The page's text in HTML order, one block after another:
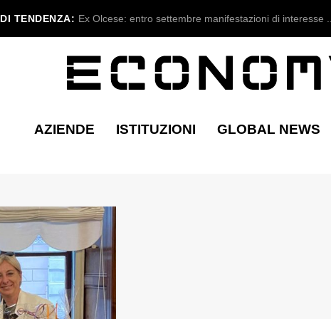
DI TENDENZA: Ex Olcese: entro settembre manifestazioni di interesse ...
AZIENDE ISTITUZIONI GLOBAL NEWS